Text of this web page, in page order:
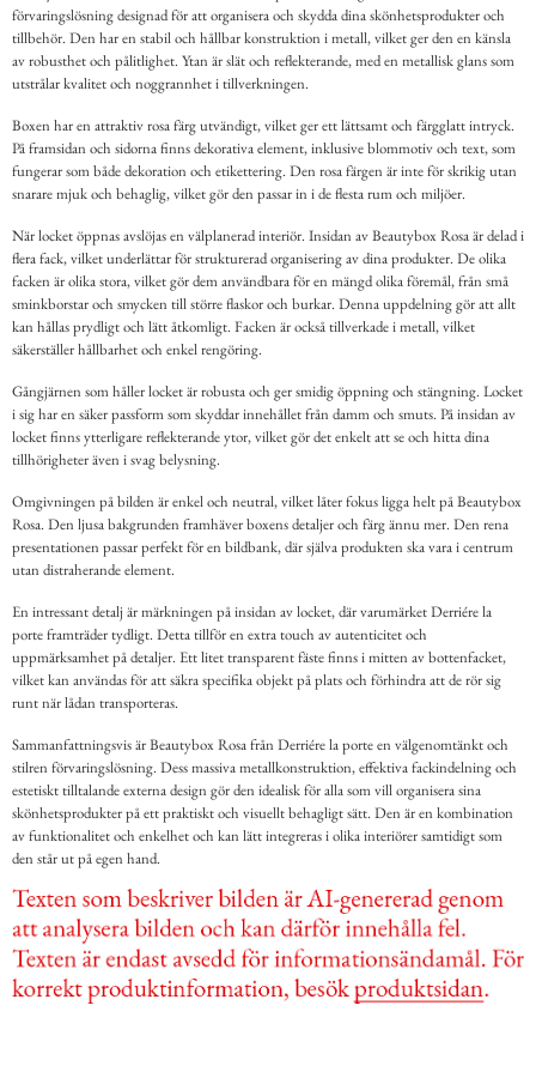
förvaringslösning designad för att organisera och skydda dina skönhetsprodukter och
tillbehör. Den har en stabil och hållbar konstruktion i metall, vilket ger den en känsla
av robusthet och pålitlighet. Ytan är slät och reflekterande, med en metallisk glans som
utstrålar kvalitet och noggrannhet i tillverkningen.
Boxen har en attraktiv rosa färg utvändigt, vilket ger ett lättsamt och färgglatt intryck.
På framsidan och sidorna finns dekorativa element, inklusive blommotiv och text, som
fungerar som både dekoration och etikettering. Den rosa färgen är inte för skrikig utan
snarare mjuk och behaglig, vilket gör den passar in i de flesta rum och miljöer.
När locket öppnas avslöjas en välplanerad interiör. Insidan av Beautybox Rosa är delad i
flera fack, vilket underlättar för strukturerad organisering av dina produkter. De olika
facken är olika stora, vilket gör dem användbara för en mängd olika föremål, från små
sminkborstar och smycken till större flaskor och burkar. Denna uppdelning gör att allt
kan hållas prydligt och lätt åtkomligt. Facken är också tillverkade i metall, vilket
säkerställer hållbarhet och enkel rengöring.
Gångjärnen som håller locket är robusta och ger smidig öppning och stängning. Locket
i sig har en säker passform som skyddar innehållet från damm och smuts. På insidan av
locket finns ytterligare reflekterande ytor, vilket gör det enkelt att se och hitta dina
tillhörigheter även i svag belysning.
Omgivningen på bilden är enkel och neutral, vilket låter fokus ligga helt på Beautybox
Rosa. Den ljusa bakgrunden framhäver boxens detaljer och färg ännu mer. Den rena
presentationen passar perfekt för en bildbank, där själva produkten ska vara i centrum
utan distraherande element.
En intressant detalj är märkningen på insidan av locket, där varumärket Derriére la
porte framträder tydligt. Detta tillför en extra touch av autenticitet och
uppmärksamhet på detaljer. Ett litet transparent fäste finns i mitten av bottenfacket,
vilket kan användas för att säkra specifika objekt på plats och förhindra att de rör sig
runt när lådan transporteras.
Sammanfattningsvis är Beautybox Rosa från Derriére la porte en välgenomtänkt och
stilren förvaringslösning. Dess massiva metallkonstruktion, effektiva fackindelning och
estetiskt tilltalande externa design gör den idealisk för alla som vill organisera sina
skönhetsprodukter på ett praktiskt och visuellt behagligt sätt. Den är en kombination
av funktionalitet och enkelhet och kan lätt integreras i olika interiörer samtidigt som
den står ut på egen hand.